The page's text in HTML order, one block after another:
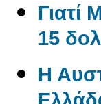
Γιατί
15
Η